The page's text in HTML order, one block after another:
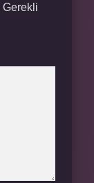
Gerekli